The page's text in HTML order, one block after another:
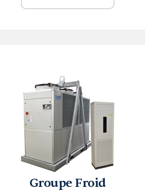
Groupe Froid